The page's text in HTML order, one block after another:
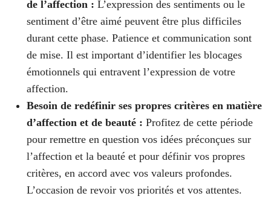
de l’affection : L’expression des sentiments ou le
sentiment d’être aimé peuvent être plus difficiles
durant cette phase. Patience et communication sont
de mise. Il est important d’identifier les blocages
émotionnels qui entravent l’expression de votre
affection.
Besoin de redéfinir ses propres critères en matière
d’affection et de beauté : Profitez de cette période
pour remettre en question vos idées préconçues sur
l’affection et la beauté et pour définir vos propres
critères, en accord avec vos valeurs profondes.
L’occasion de revoir vos priorités et vos attentes.